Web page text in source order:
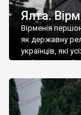
Ялта.
Вірменія
як державну
українців, які
є відданими